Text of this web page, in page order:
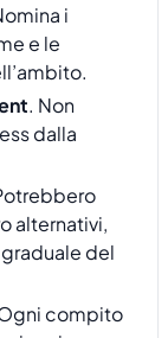
i
e le
. Non
dalla
alternativi,
del
compito